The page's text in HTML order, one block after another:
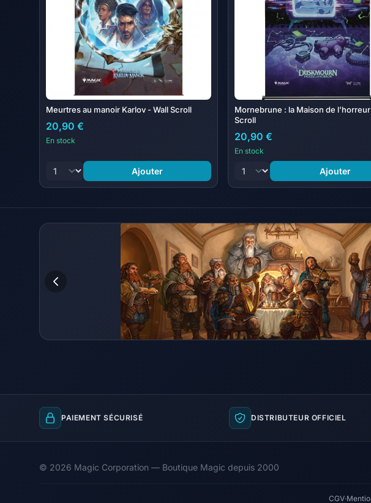
Meurtres au manoir Karlov - Wall Scroll
20,90 €
En stock
Ajouter
Mornebrune : la Maison de l'horreur
Scroll
20,90 €
En stock
Ajouter
PAIEMENT SÉCURISÉ DISTRIBUTEUR OFFICIEL
© 2026 Magic Corporation — Boutique Magic depuis 2000
CGV·